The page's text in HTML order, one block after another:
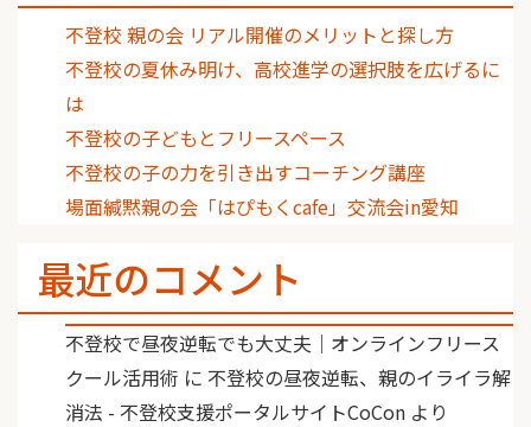
不登校 親の会 リアル開催のメリットと探し方
不登校の夏休み明け、高校進学の選択肢を広げるに
は
不登校の子どもとフリースペース
不登校の子の力を引き出すコーチング講座
場面緘黙親の会「はぴもくcafe」交流会in愛知
最近のコメント
不登校で昼夜逆転でも大丈夫｜オンラインフリース
クール活用術 に 不登校の昼夜逆転、親のイライラ解
消法 - 不登校支援ポータルサイトCoCon より